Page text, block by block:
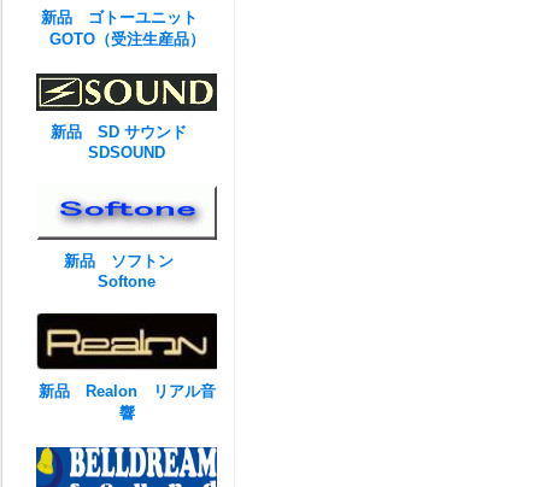
新品 ゴトーユニット
GOTO（受注生産品）
新品 SD サウンド
SDSOUND
新品 ソフトン
Softone
新品 Realon リアル音
響